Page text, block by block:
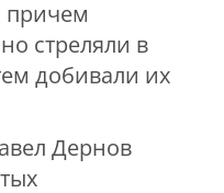
причем
стреляли в
добивали их
Дернов